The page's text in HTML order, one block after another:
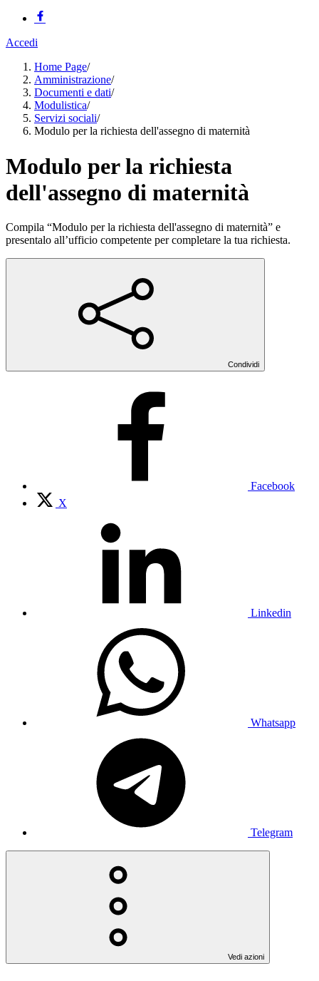
Accedi
Home Page/
Amministrazione/
Documenti e dati/
Modulistica/
Servizi sociali/
Modulo per la richiesta dell'assegno di maternità
Modulo per la richiesta
dell'assegno di maternità
Compila “Modulo per la richiesta dell'assegno di maternità” e
presentalo all’ufficio competente per completare la tua richiesta.
Condividi
Facebook
X
Linkedin
Whatsapp
Telegram
Vedi azioni